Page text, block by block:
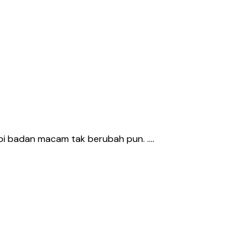
badan macam tak berubah pun. ….